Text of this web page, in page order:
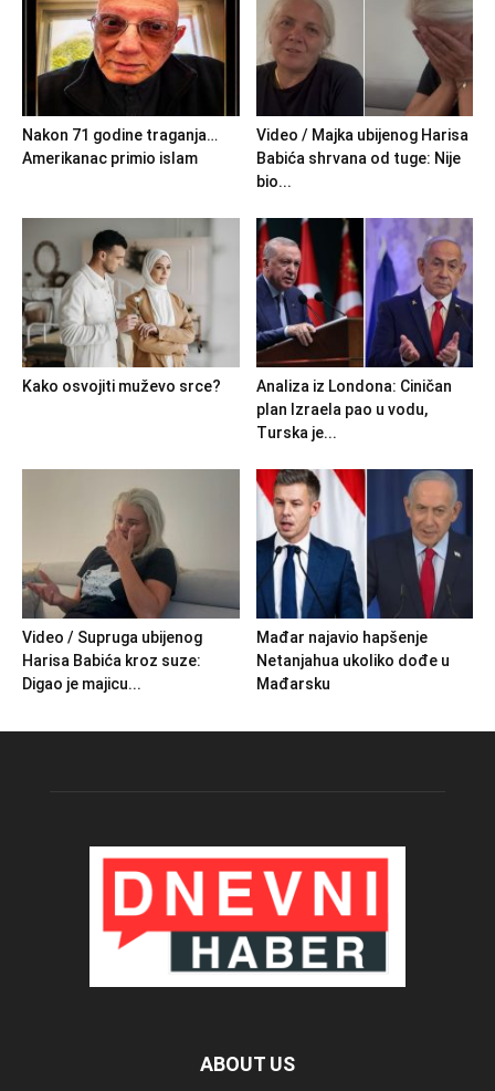
Nakon 71 godine traganja…
Amerikanac primio islam
Video / Majka ubijenog Harisa
Babića shrvana od tuge: Nije
bio...
Kako osvojiti muževo srce?
Analiza iz Londona: Ciničan
plan Izraela pao u vodu,
Turska je...
Video / Supruga ubijenog
Harisa Babića kroz suze:
Digao je majicu...
Mađar najavio hapšenje
Netanjahua ukoliko dođe u
Mađarsku
ABOUT US